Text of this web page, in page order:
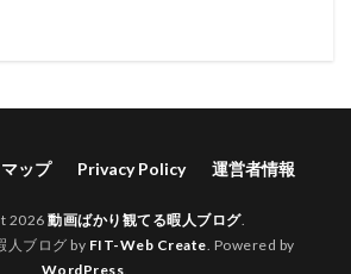
ップ Privacy Policy 運営者情報
2026動画ばかり観てる暇人ブログ.
人ブログ by FIT-Web Create. Powered by
WordPress